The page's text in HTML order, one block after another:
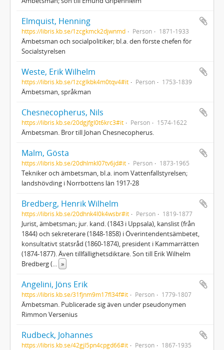
Elmquist, Henning
https://libris.kb.se/1zcgkmck2djwnmd Person 1871-1933
Ämbetsman och socialpolitiker; bl.a. den förste chefen för
Socialstyrelsen
Weste, Erik Wilhelm
https://libris.kb.se/1zcglkbk4m0tqv4#it Person 1753-1839
Ämbetsman, språkman
Chesnecopherus, Nils
https://libris.kb.se/20dgjfgl0t6krc3#it Person 1574-1622
Ämbetsman. Bror till Johan Chesnecopherus.
Malm, Gösta
https://libris.kb.se/20dhlmkl07tv6jd#it Person 1873-1965
Tekniker och ämbetsman, bl.a. inom Vattenfallstyrelsen;
landshövding i Norrbottens län 1917-28
Bredberg, Henrik Wilhelm
https://libris.kb.se/20dhnk4l0k4wsbr#it Person 1819-1877
Jurist, ämbetsman; jur. kand. (1843 i Uppsala), kanslist (från
1844) och sekreterare (1848-1858) i Överintendentsämbetet,
konsultativt statsråd (1860-1874), president i Kammarrätten
(1874-1877). Även tillfällighetsdiktare. Son till Erik Wilhelm
Bredberg (... »
Angelini, Jöns Erik
https://libris.kb.se/31fjnm9m17fl34f#it Person 1779-1807
Ämbetsman. Publicerade sig även under pseudonymen
Rimmon Versenius
Rudbeck, Johannes
https://libris.kb.se/42gjl5pn4cpgd66#it Person 1867-1935